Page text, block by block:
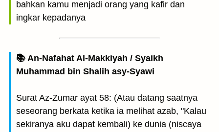
bahkan kamu menjadi orang yang kafir dan
ingkar kepadanya
📚 An-Nafahat Al-Makkiyah / Syaikh
Muhammad bin Shalih asy-Syawi
Surat Az-Zumar ayat 58: (Atau datang saatnya
seseorang berkata ketika ia melihat azab, "Kalau
sekiranya aku dapat kembali) ke dunia (niscaya